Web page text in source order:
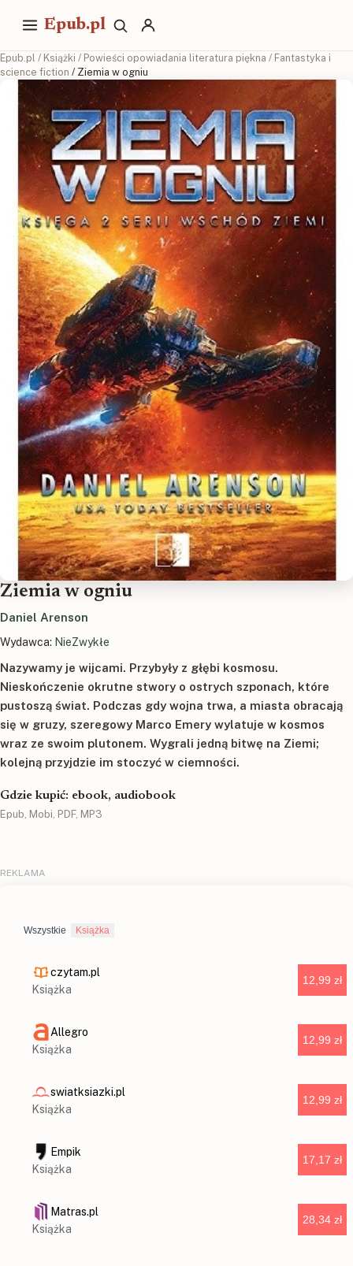
Epub.pl
Epub.pl / Książki / Powieści opowiadania literatura piękna / Fantastyka i
science fiction / Ziemia w ogniu
Ziemia w ogniu
Daniel Arenson
Wydawca: NieZwykłe
Nazywamy je wijcami. Przybyły z głębi kosmosu.
Nieskończenie okrutne stwory o ostrych szponach, które
pustoszą świat. Podczas gdy wojna trwa, a miasta obracają
się w gruzy, szeregowy Marco Emery wylatuje w kosmos
wraz ze swoim plutonem. Wygrali jedną bitwę na Ziemi;
kolejną przyjdzie im stoczyć w ciemności.
Gdzie kupić: ebook, audiobook
Epub, Mobi, PDF, MP3